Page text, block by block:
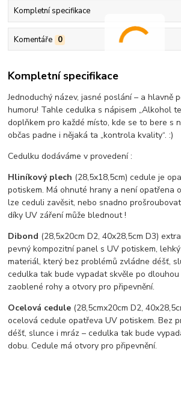
Kompletní specifikace
Komentáře 0
Kompletní specifikace
Jednoduchý název, jasné poslání – a hlavně
humoru! Tahle cedulka s nápisem „Alkohol
doplňkem pro každé místo, kde se to bere s
občas padne i nějaká ta „kontrola kvality“. :)
Cedulku dodáváme v provedení :
Hliníkový plech (28,5x18,5cm) cedule je
potiskem. Má ohnuté hrany a není opatřena
lze ceduli zavěsit, nebo snadno
díky UV záření může blednout !
Dibond (28,5x20cm D2, 40x28,5cm D3)
pevný kompozitní panel s UV potiskem,
materiál, který bez problémů zvládne déšť,
cedulka tak bude vypadat skvěle po dlouhou
zaoblené rohy a otvory pro připevnění.
Ocelová cedule (28,5cmx20cm D2,
ocelová cedule opatřeva UV potiskem. Bez
déšť, slunce i mráz – cedulka tak bude
dobu. Cedule má otvory pro připevnění.